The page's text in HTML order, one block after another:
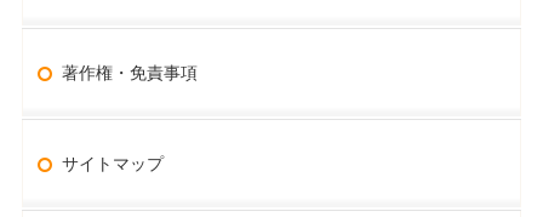
著作権・免責事項
サイトマップ